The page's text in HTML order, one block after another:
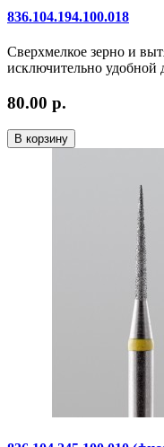
836.104.194.100.018
Сверхмелкое зерно и
исключительно удобной
80.00 р.
В корзину